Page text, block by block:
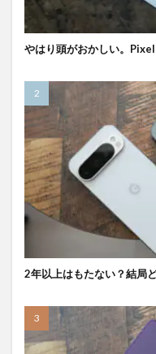
やはり頭がおかしい。
2年以上はもたない？結局